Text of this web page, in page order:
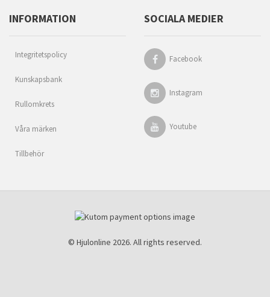
INFORMATION
Integritetspolicy
Kunskapsbank
Rullomkrets
Våra märken
Tillbehör
SOCIALA MEDIER
Facebook
Instagram
Youtube
© Hjulonline 2026. All rights reserved.